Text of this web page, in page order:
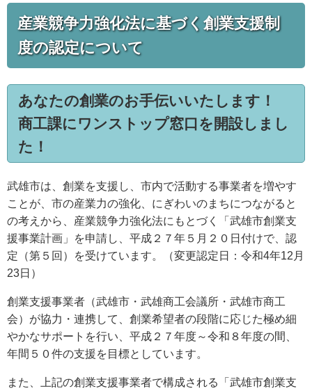
産業競争力強化法に基づく創業支援制
度の認定について
あなたの創業のお手伝いいたします！
商工課にワンストップ窓口を開設しまし
た！
武雄市は、創業を支援し、市内で活動する事業者を増やす
ことが、市の産業力の強化、にぎわいのまちにつながると
の考えから、産業競争力強化法にもとづく「武雄市創業支
援事業計画」を申請し、平成２７年５月２０日付けで、認
定（第５回）を受けています。（変更認定日：令和4年12月
23日）
創業支援事業者（武雄市・武雄商工会議所・武雄市商工
会）が協力・連携して、創業希望者の段階に応じた極め細
やかなサポートを行い、平成２７年度～令和８年度の間、
年間５０件の支援を目標としています。
また、上記の創業支援事業者で構成される「武雄市創業支